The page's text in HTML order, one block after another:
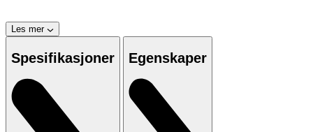
Les mer
Spesifikasjoner Egenskaper